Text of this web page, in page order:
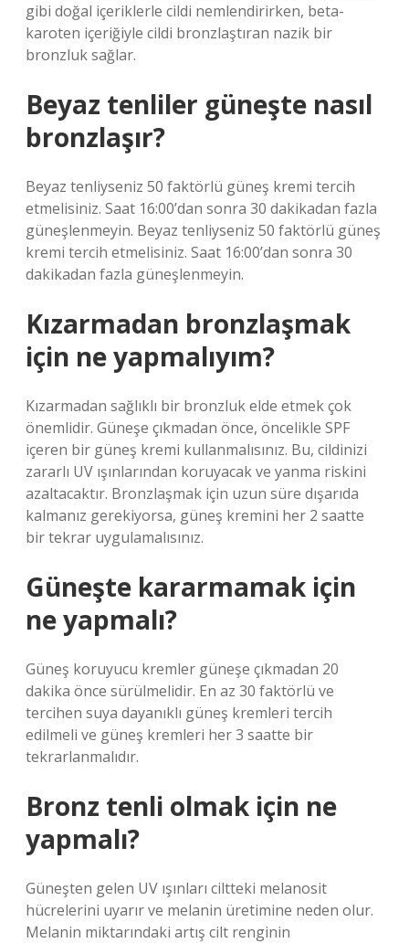
gibi doğal içeriklerle cildi nemlendirirken, beta-
karoten içeriğiyle cildi bronzlaştıran nazik bir
bronzluk sağlar.
Beyaz tenliler güneşte nasıl
bronzlaşır?
Beyaz tenliyseniz 50 faktörlü güneş kremi tercih
etmelisiniz. Saat 16:00’dan sonra 30 dakikadan fazla
güneşlenmeyin. Beyaz tenliyseniz 50 faktörlü güneş
kremi tercih etmelisiniz. Saat 16:00’dan sonra 30
dakikadan fazla güneşlenmeyin.
Kızarmadan bronzlaşmak
için ne yapmalıyım?
Kızarmadan sağlıklı bir bronzluk elde etmek çok
önemlidir. Güneşe çıkmadan önce, öncelikle SPF
içeren bir güneş kremi kullanmalısınız. Bu, cildinizi
zararlı UV ışınlarından koruyacak ve yanma riskini
azaltacaktır. Bronzlaşmak için uzun süre dışarıda
kalmanız gerekiyorsa, güneş kremini her 2 saatte
bir tekrar uygulamalısınız.
Güneşte kararmamak için
ne yapmalı?
Güneş koruyucu kremler güneşe çıkmadan 20
dakika önce sürülmelidir. En az 30 faktörlü ve
tercihen suya dayanıklı güneş kremleri tercih
edilmeli ve güneş kremleri her 3 saatte bir
tekrarlanmalıdır.
Bronz tenli olmak için ne
yapmalı?
Güneşten gelen UV ışınları ciltteki melanosit
hücrelerini uyarır ve melanin üretimine neden olur.
Melanin miktarındaki artış cilt renginin